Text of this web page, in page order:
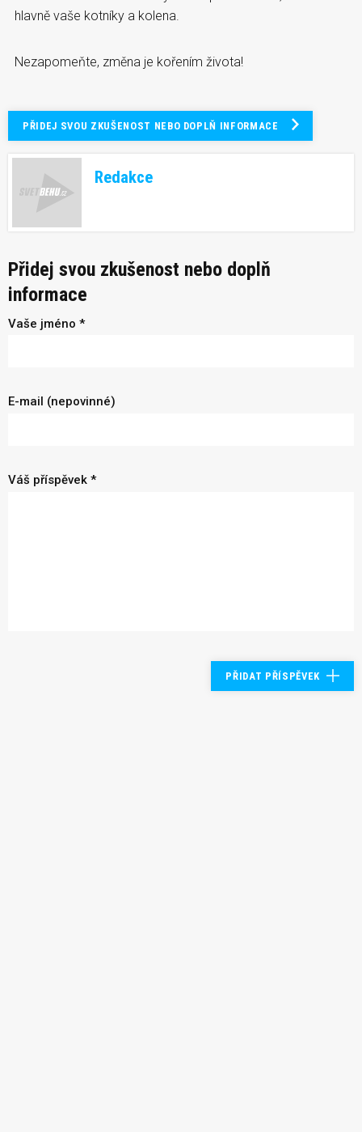
hlavně vaše kotníky a kolena.
Nezapomeňte, změna je kořením života!
PŘIDEJ SVOU ZKUŠENOST NEBO DOPLŇ INFORMACE
Redakce
Přidej svou zkušenost nebo doplň
informace
Vaše jméno *
E-mail (nepovinné)
Váš příspěvek *
PŘIDAT PŘÍSPĚVEK